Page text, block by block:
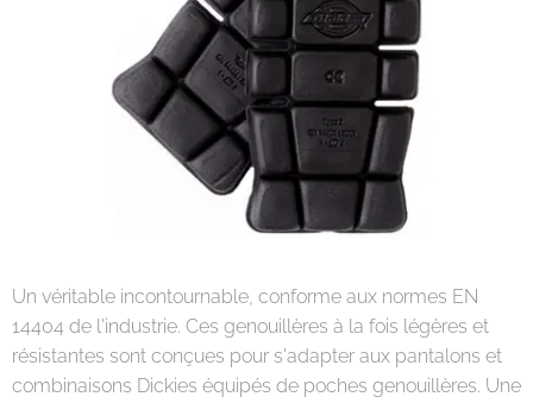
Un véritable incontournable, conforme aux normes EN
14404 de l'industrie. Ces genouillères à la fois légères et
résistantes sont conçues pour s'adapter aux pantalons et
combinaisons Dickies équipés de poches genouillères. Une